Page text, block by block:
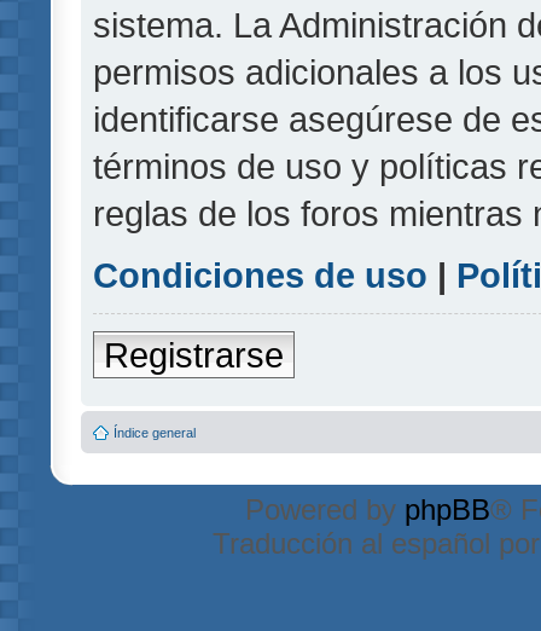
sistema. La Administración
permisos adicionales a los
identificarse asegúrese de
términos de uso y políticas
reglas de los foros mientras
Condiciones de uso |
Registrarse
Índice general
Powered by phpBB®
Traducción al español